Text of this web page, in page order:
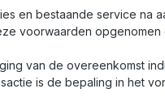
en bestaande service na
voorwaarden
van de overeenkomst
is de bepaling in het